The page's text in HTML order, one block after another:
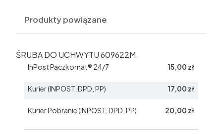
Produkty powiązane
ŚRUBA DO UCHWYTU 609622M
InPost Paczkomat® 24/7 15,00 zł
Kurier (INPOST, DPD, PP) 17,00 zł
Kurier Pobranie (INPOST, DPD, PP) 20,00 zł